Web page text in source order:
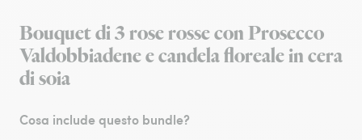
Bouquet di 3 rose rosse con Prosecco
Valdobbiadene e candela floreale in cera
di soia
Cosa include questo bundle?